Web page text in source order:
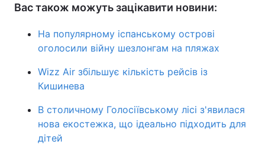
Вас також можуть зацікавити новини:
На популярному іспанському острові
оголосили війну шезлонгам на пляжах
Wizz Air збільшує кількість рейсів із
Кишинева
В столичному Голосіївському лісі з'явилася
нова екостежка, що ідеально підходить для
дітей